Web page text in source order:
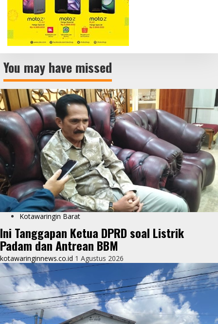
You may have missed
Kotawaringin Barat
Ini Tanggapan Ketua DPRD soal Listrik
Padam dan Antrean BBM
kotawaringinnews.co.id 1 Agustus 2026